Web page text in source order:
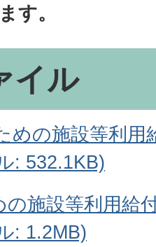
す。
イル
めの施設等利用
: 532.1KB)
施設等利用給
: 1.2MB)